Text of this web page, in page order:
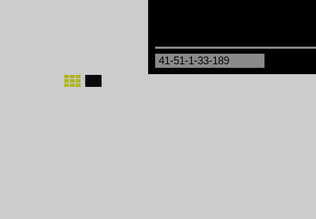
41-51-1-33-189